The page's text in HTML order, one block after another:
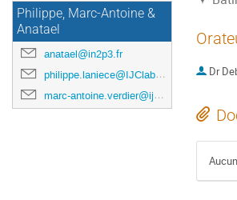
Philippe, Marc-Antoine &
Anatael
anatael@in2p3.fr
philippe.laniece@IJClab.in2p3.fr
marc-antoine.verdier@ijclab.in2p3.fr
Dr